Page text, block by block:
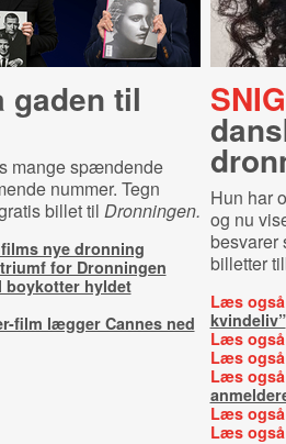
gaden til
mange spændende
nummer. Tegn
billet til Dronningen.
nye dronning
for Dronningen
boykotter hyldet
film lægger Cannes ned
Hun har
og nu
besvarer
billetter
Læs
kvindeliv”
Læs
Læs
Læs
Læs
Læs